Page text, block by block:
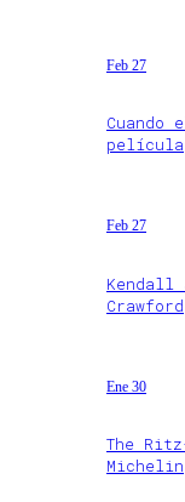
Feb 27
Cuando
película
Feb 27
Crawford
Ene 30
The
Michelin